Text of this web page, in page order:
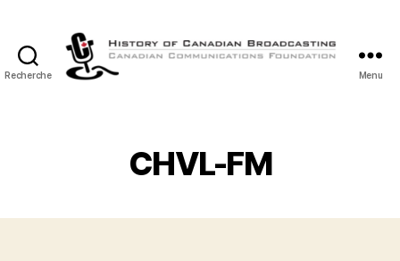
Recherche
Radiodiffusion
Canadienne
Menu
CHVL-FM